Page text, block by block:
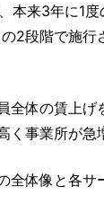
来3年に1
2段階で施
体の賃上げ
事業所が急
体像と各サ